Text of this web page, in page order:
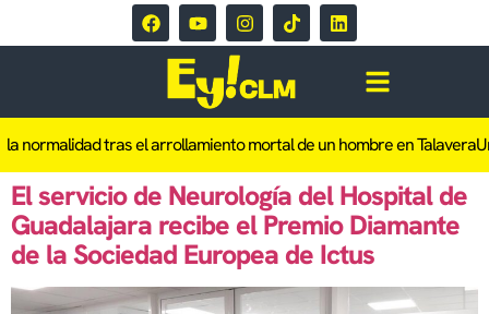
normalidad tras el arrollamiento mortal de un hombre en Talavera
El servicio de Neurología del Hospital de
Guadalajara recibe el Premio Diamante
de la Sociedad Europea de Ictus